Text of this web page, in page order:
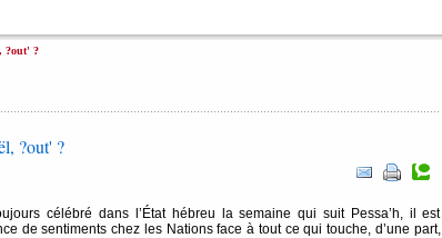
?out' ?
?out' ?
célébré dans l’État hébreu la semaine qui suit Pessa’h, il est
de sentiments chez les Nations face à tout ce qui touche, d’une part,